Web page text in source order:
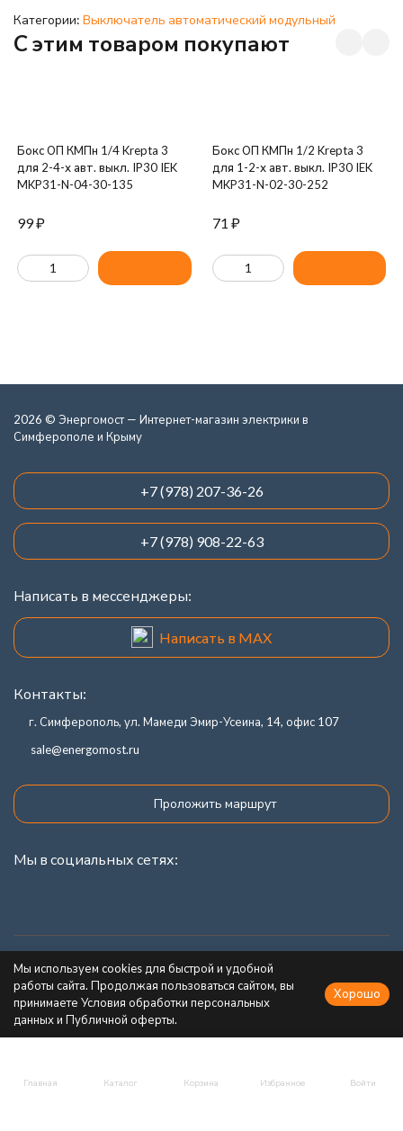
Категории: Выключатель автоматический модульный
C этим товаром покупают
Бокс ОП КМПн 1/4 Krepta 3
для 2-4-х авт. выкл. IP30 IEK
MKP31-N-04-30-135
99₽
Бокс ОП КМПн 1/2 Krepta 3
для 1-2-х авт. выкл. IP30 IEK
MKP31-N-02-30-252
71 ₽
Главная Каталог Корзина Избранное Войти
2026 © Энергомост — Интернет-магазин электрики в
Симферополе и Крыму
+7 (978) 207-36-26
+7 (978) 908-22-63
Написать в мессенджеры:
Написать в MAX
Контакты:
г. Симферополь, ул. Мамеди Эмир-Усеина, 14, офис 107
sale@energomost.ru
Проложить маршрут
Мы в социальных сетях:
Каталог товаров
Информация
Мы используем cookies для быстрой и удобной
работы сайта. Продолжая пользоваться сайтом, вы
принимаете Условия обработки персональных
данных и Публичной оферты.
Хорошо